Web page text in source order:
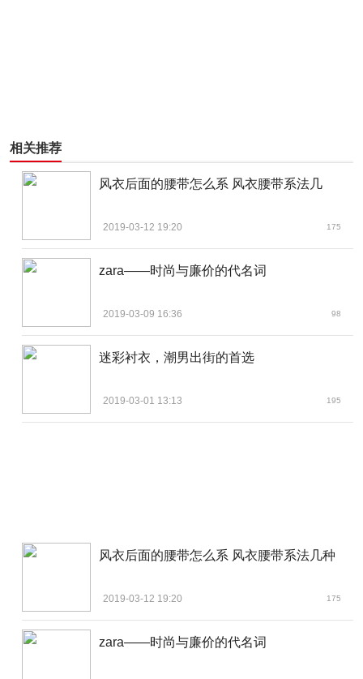
相关推荐
风衣后面的腰带怎么系 风衣腰带系法几
2019-03-12 19:20 175
zara——时尚与廉价的代名词
2019-03-09 16:36 98
迷彩衬衣，潮男出街的首选
2019-03-01 13:13 195
风衣后面的腰带怎么系 风衣腰带系法几种
2019-03-12 19:20 175
zara——时尚与廉价的代名词